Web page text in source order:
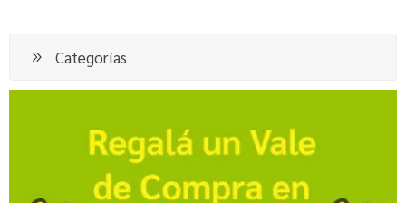
Categorías